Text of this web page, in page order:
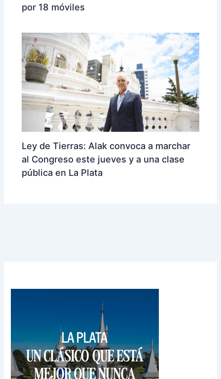
por 18 móviles
Ley de Tierras: Alak convoca a marchar
al Congreso este jueves y a una clase
pública en La Plata